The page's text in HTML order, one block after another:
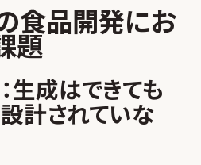
食品開発にお
題
生成はできても
設計されていな